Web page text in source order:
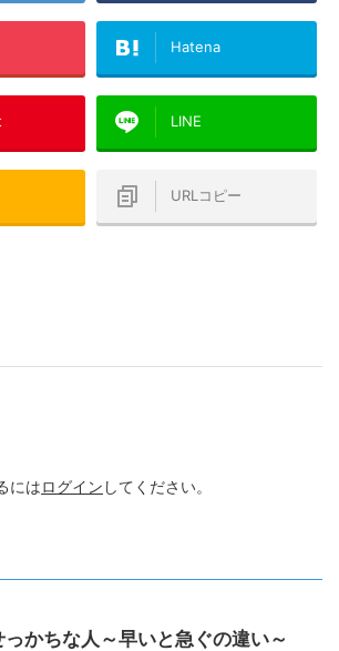
Hatena
LINE
URLコピー
にはログイン してください。
っかちな人～早いと急ぐの違い～